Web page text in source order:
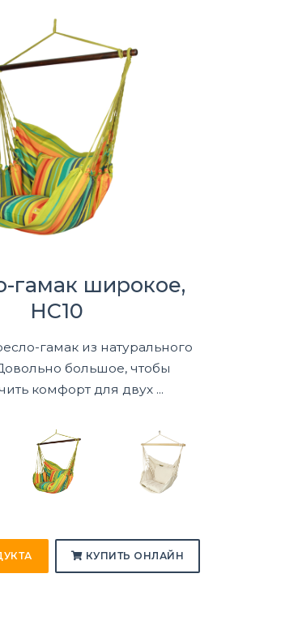
гамак широкое,
HC10
гамак из натурального
большое, чтобы
комфорт для двух ...
КУПИТЬ ОНЛАЙН